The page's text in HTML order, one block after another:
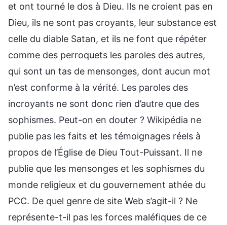
et ont tourné le dos à Dieu. Ils ne croient pas en
Dieu, ils ne sont pas croyants, leur substance est
celle du diable Satan, et ils ne font que répéter
comme des perroquets les paroles des autres,
qui sont un tas de mensonges, dont aucun mot
n’est conforme à la vérité. Les paroles des
incroyants ne sont donc rien d’autre que des
sophismes. Peut-on en douter ? Wikipédia ne
publie pas les faits et les témoignages réels à
propos de l’Église de Dieu Tout-Puissant. Il ne
publie que les mensonges et les sophismes du
monde religieux et du gouvernement athée du
PCC. De quel genre de site Web s’agit-il ? Ne
représente-t-il pas les forces maléfiques de ce